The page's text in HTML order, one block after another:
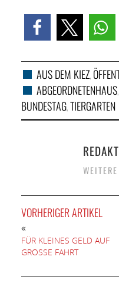
AUS DEM KIEZ,
ABGEORDNETENHAUS,
BUNDESTAG,TIERGARTEN
VORHERIGER ARTIKEL
«
FÜR KLEINES GELD AUF
GROSSE FAHRT